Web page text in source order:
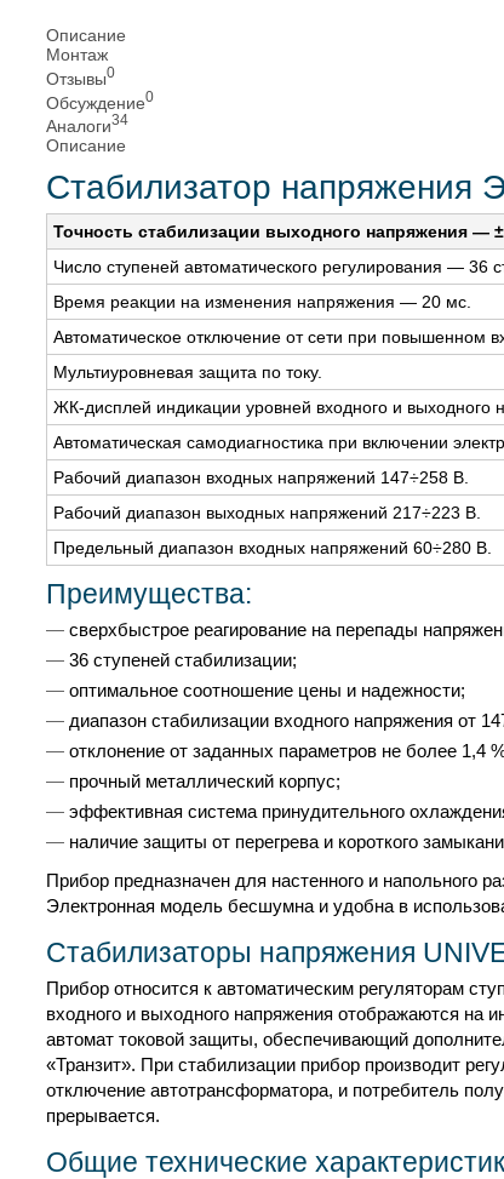
Описание
Монтаж
Отзывы0
Обсуждение0
Аналоги34
Описание
Стабилизатор
Точность стабилизации выходного напряжения —
Число ступеней автоматического регулирования — 36
Время реакции на изменения напряжения — 20 мс.
Автоматическое отключение от сети при повышенном
Мультиуровневая защита по току.
ЖК-дисплей индикации уровней входного и выходного
Автоматическая самодиагностика при включении
Рабочий диапазон входных напряжений 147÷258 В.
Рабочий диапазон выходных напряжений 217÷223 В.
Предельный диапазон входных напряжений 60÷280 В.
Преимущества:
сверхбыстрое реагирование на перепады
36 ступеней стабилизации;
оптимальное соотношение цены и надежности;
диапазон стабилизации входного напряжения от
отклонение от заданных параметров не более 1,4
прочный металлический корпус;
эффективная система принудительного
наличие защиты от перегрева и короткого
Прибор предназначен для настенного и напольного
Электронная модель бесшумна и удобна в
Стабилизаторы напряжения
Прибор относится к автоматическим регуляторам
входного и выходного напряжения отображаются на
автомат токовой защиты, обеспечивающий
«Транзит». При стабилизации прибор производит
отключение автотрансформатора, и потребитель
прерывается.
Общие технические